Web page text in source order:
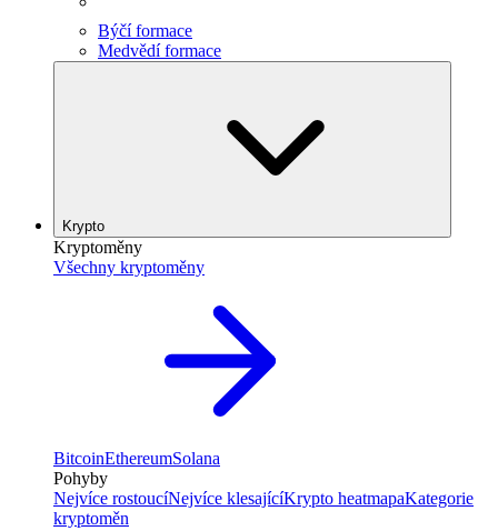
Býčí formace
Medvědí formace
Krypto
Kryptoměny
Všechny kryptoměny
BitcoinEthereumSolana
Pohyby
Nejvíce rostoucíNejvíce klesajícíKrypto heatmapaKategorie
kryptoměn